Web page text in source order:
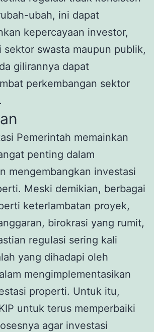
ubah, ini dapat
kepercayaan investor,
sektor swasta maupun publik,
gilirannya dapat
perkembangan sektor
Pemerintah memainkan
penting dalam
mengembangkan investasi
Meski demikian, berbagai
keterlambatan proyek,
birokrasi yang rumit,
regulasi sering kali
yang dihadapi oleh
mengimplementasikan
properti. Untuk itu,
untuk terus memperbaiki
agar investasi